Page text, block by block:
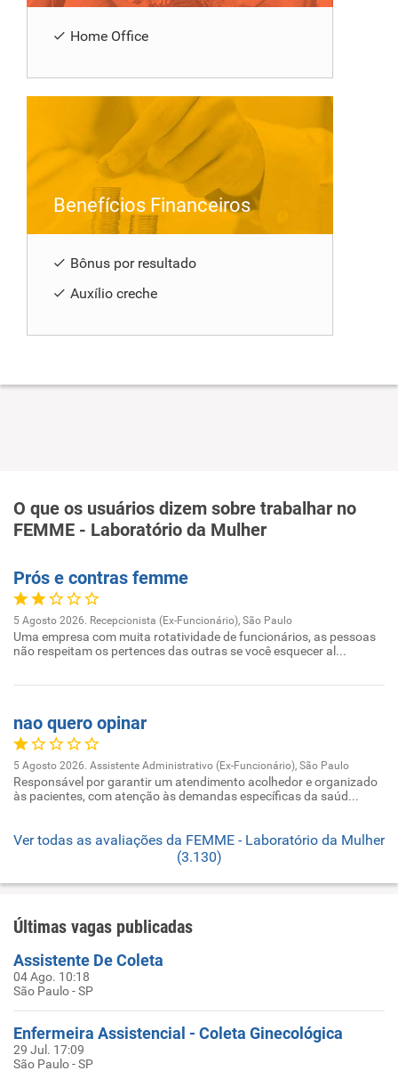
Home Office
Benefícios Financeiros
Bônus por resultado
Auxílio creche
O que os usuários dizem sobre trabalhar no
FEMME - Laboratório da Mulher
Prós e contras femme
5 Agosto 2026. Recepcionista (Ex-Funcionário), São Paulo
Uma empresa com muita rotatividade de funcionários, as pessoas
não respeitam os pertences das outras se você esquecer al...
nao quero opinar
5 Agosto 2026. Assistente Administrativo (Ex-Funcionário), São Paulo
Responsável por garantir um atendimento acolhedor e organizado
às pacientes, com atenção às demandas específicas da saúd...
Ver todas as avaliações da FEMME - Laboratório da Mulher
(3.130)
Últimas vagas publicadas
Assistente De Coleta
04 Ago. 10:18
São Paulo - SP
Enfermeira Assistencial - Coleta Ginecológica
29 Jul. 17:09
São Paulo - SP